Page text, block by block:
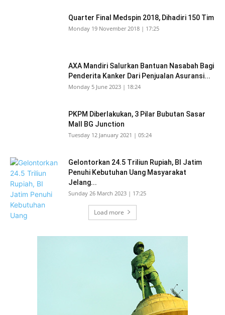
Quarter Final Medspin 2018, Dihadiri 150 Tim
Monday 19 November 2018 | 17:25
AXA Mandiri Salurkan Bantuan Nasabah Bagi
Penderita Kanker Dari Penjualan Asuransi...
Monday 5 June 2023 | 18:24
PKPM Diberlakukan, 3 Pilar Bubutan Sasar
Mall BG Junction
Tuesday 12 January 2021 | 05:24
Gelontorkan 24.5 Triliun Rupiah, BI Jatim
Penuhi Kebutuhan Uang Masyarakat
Jelang...
Sunday 26 March 2023 | 17:25
Load more